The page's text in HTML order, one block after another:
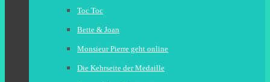
Toc Toc
Bette & Joan
Monsieur Pierre geht online
Die Kehrseite der Medaille